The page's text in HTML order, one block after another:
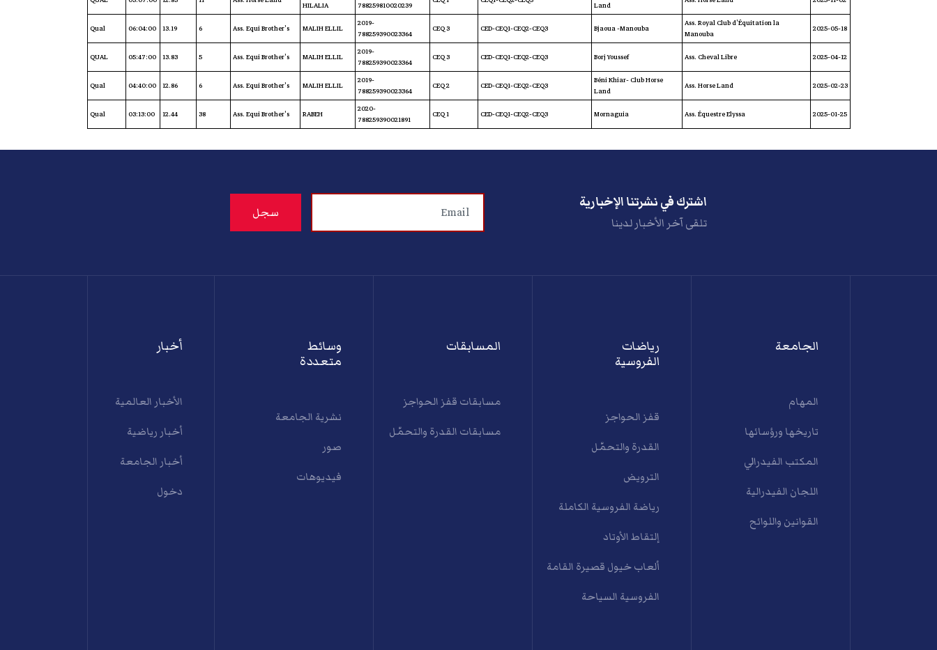
Land
788259810020239
HILALIA
2025-05-18
Ass. Royal Club d'Équitation la
Manouba
Bjaoua -Manouba
CED-CEQ1-CEQ2-CEQ3
CEQ 3
2019-
788259390023364
MALIH ELLIL
Ass. Equi Brother's
6
13.19
06:04:00
Qual
2025-04-12
Ass. Cheval Libre
Borj Youssef
CED-CEQ1-CEQ2-CEQ3
CEQ 3
2019-
788259390023364
MALIH ELLIL
Ass. Equi Brother's
5
13.83
05:47:00
QUAL
2025-02-23
Ass. Horse Land
Béni Khiar- Club Horse
Land
CED-CEQ1-CEQ2-CEQ3
CEQ 2
2019-
788259390023364
MALIH ELLIL
Ass. Equi Brother's
6
12.86
04:40:00
Qual
2025-01-25
Ass. Équestre Elyssa
Mornaguia
CED-CEQ1-CEQ2-CEQ3
CEQ 1
2020-
788259390021891
RABEH
Ass. Equi Brother's
38
12.44
03:13:00
Qual
اشترك في نشرتنا الإخبارية
تلقى آخر الأخبار لدينا
الجامعة
المهام
تاريخها ورؤسائها
المكتب الفيدرالي
اللجان الفيدرالية
القوانين واللوائح
رياضات
الفروسية
قفز الحواجز
القدرة والتحمّل
الترويض
رياضة الفروسية الكاملة
إلتقاط الأوتاد
ألعاب خيول قصيرة القامة
الفروسية السياحة
المسابقات
مسابقات قفز الحواجز
مسابقات القدرة والتحمّل
وسائط
متعددة
نشرية الجامعة
صور
فيديوهات
أخبار
الأخبار العالمية
أخبار رياضية
أخبار الجامعة
دخول